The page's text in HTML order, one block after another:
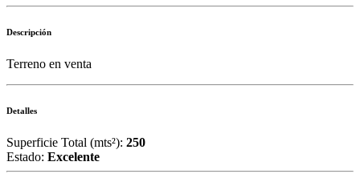
Descripción
Terreno en venta
Detalles
Superficie Total (mts²): 250
Estado: Excelente